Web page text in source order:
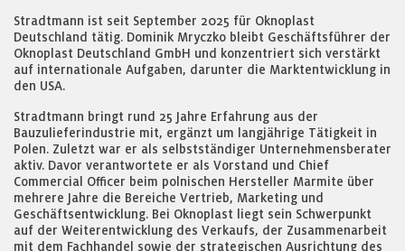
Stradtmann ist seit September 2025 für Oknoplast
Deutschland tätig. Dominik Mryczko bleibt Geschäftsführer der
Oknoplast Deutschland GmbH und konzentriert sich verstärkt
auf internationale Aufgaben, darunter die Marktentwicklung in
den USA.
Stradtmann bringt rund 25 Jahre Erfahrung aus der
Bauzulieferindustrie mit, ergänzt um langjährige Tätigkeit in
Polen. Zuletzt war er als selbstständiger Unternehmensberater
aktiv. Davor verantwortete er als Vorstand und Chief
Commercial Officer beim polnischen Hersteller Marmite über
mehrere Jahre die Bereiche Vertrieb, Marketing und
Geschäftsentwicklung. Bei Oknoplast liegt sein Schwerpunkt
auf der Weiterentwicklung des Verkaufs, der Zusammenarbeit
mit dem Fachhandel sowie der strategischen Ausrichtung des